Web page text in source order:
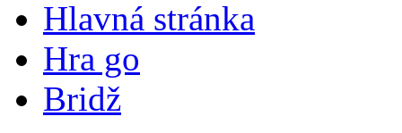
Hlavná stránka
Hra go
Bridž